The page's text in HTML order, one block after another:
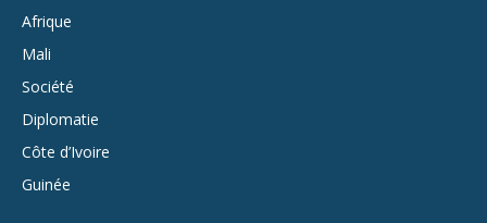
Afrique
Mali
Société
Diplomatie
Côte d’Ivoire
Guinée